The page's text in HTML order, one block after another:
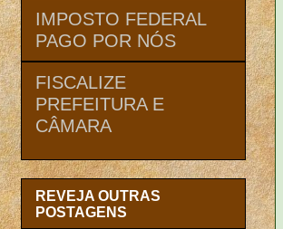
IMPOSTO FEDERAL
PAGO POR NÓS
FISCALIZE
PREFEITURA E
CÂMARA
REVEJA OUTRAS
POSTAGENS